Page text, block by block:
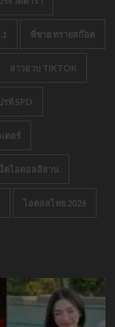
พี่ชาย ทรายสก๊อต
สาวอวบ TIKTOK
รท์ SPD
ดอร์
ตไอดอลอีสาน
ไอดอลไทย 2026